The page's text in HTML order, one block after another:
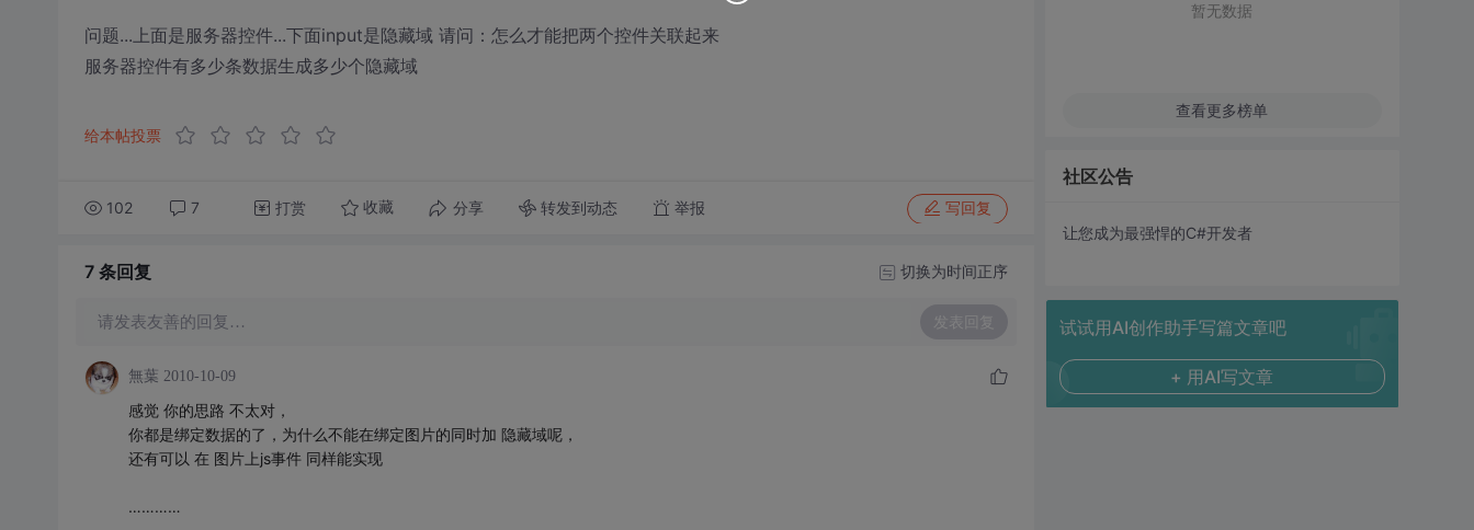
问题...上面是服务器控件...下面input是隐藏域 请问：怎么才能把两个控件关联起来
服务器控件有多少条数据生成多少个隐藏域
给本帖投票
102 7 打赏 收藏 分享 转发到动态 举报 写回复
7 条回复 切换为时间正序
请发表友善的回复… 发表回复
無葉 2010-10-09
感觉 你的思路 不太对，
你都是绑定数据的了，为什么不能在绑定图片的同时加 隐藏域呢，
还有可以 在 图片上js事件 同样能实现
…………
暂无数据
查看更多榜单
社区公告
让您成为最强悍的C#开发者
试试用AI创作助手写篇文章吧
+ 用AI写文章